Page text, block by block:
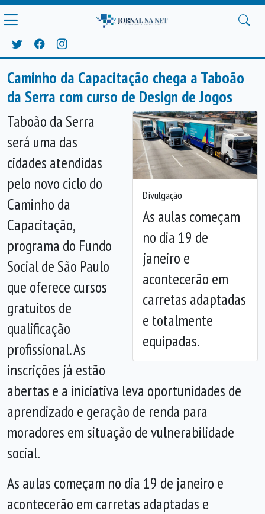
Caminho da Capacitação chega a Taboão
da Serra com curso de Design de Jogos
Divulgação
As aulas começam
no dia 19 de
janeiro e
acontecerão em
carretas adaptadas
e totalmente
equipadas.
Anterior
Taboão da Serra
será uma das
cidades atendidas
pelo novo ciclo do
Caminho da
Capacitação,
programa do Fundo
Social de São Paulo
que oferece cursos
gratuitos de
qualificação
profissional. As
inscrições já estão
abertas e a iniciativa leva oportunidades de
aprendizado e geração de renda para
moradores em situação de vulnerabilidade
social.
As aulas começam no dia 19 de janeiro e
acontecerão em carretas adaptadas e